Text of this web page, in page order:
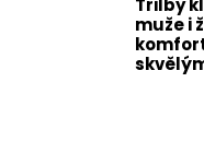
Trilby
muže i